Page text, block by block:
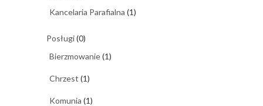
Kancelaria Parafialna (1)
Posługi(0)
Bierzmowanie(1)
Chrzest (1)
Komunia (1)